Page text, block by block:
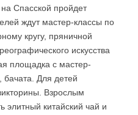
Спасской пройдет
ждут мастер-классы по
кругу, пряничной
искусства
площадка с мастер-
бачата. Для детей
Взрослым
элитный китайский чай и